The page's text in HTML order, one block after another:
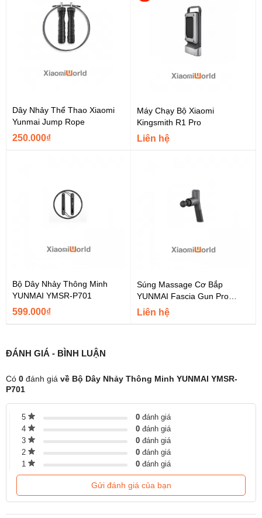
Con xoay ở đầu tay cầm của dây nhảy thông minh YUNMAI
tốc độ xoay lên tới 10.000.000 vòng/ phút cùng khả năng xoay
dùng khi nhảy ở tốc độ cao.
Dây Nhảy Thể Thao Xiaomi
Yunmai Jump Rope
250.000₫
Máy Chạy Bộ Xiaomi
Kingsmith R1 Pro
Liên hệ
Bộ Dây Nhảy Thông Minh
YUNMAI YMSR-P701
599.000₫
Súng Massage Cơ Bắp
YUNMAI Fascia Gun Pro
Design
Liên hệ
ĐÁNH GIÁ - BÌNH LUẬN
Có 0 đánh giá về Bộ Dây Nhảy Thông Minh YUNMAI YMSR-
P701
5 0 đánh giá
4
0 đánh giá
3
0 đánh giá
2
0 đánh giá
1
0 đánh giá
Gửi đánh giá của bạn